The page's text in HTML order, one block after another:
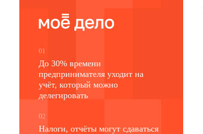
01
До 30% времени
предпринимателя уходит на
учёт, который можно
делегировать
02
Налоги, отчёты могут сдаваться